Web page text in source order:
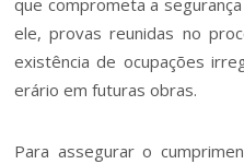
ele, provas reunidas no
existência de ocupações
erário em futuras obras.
Para assegurar o